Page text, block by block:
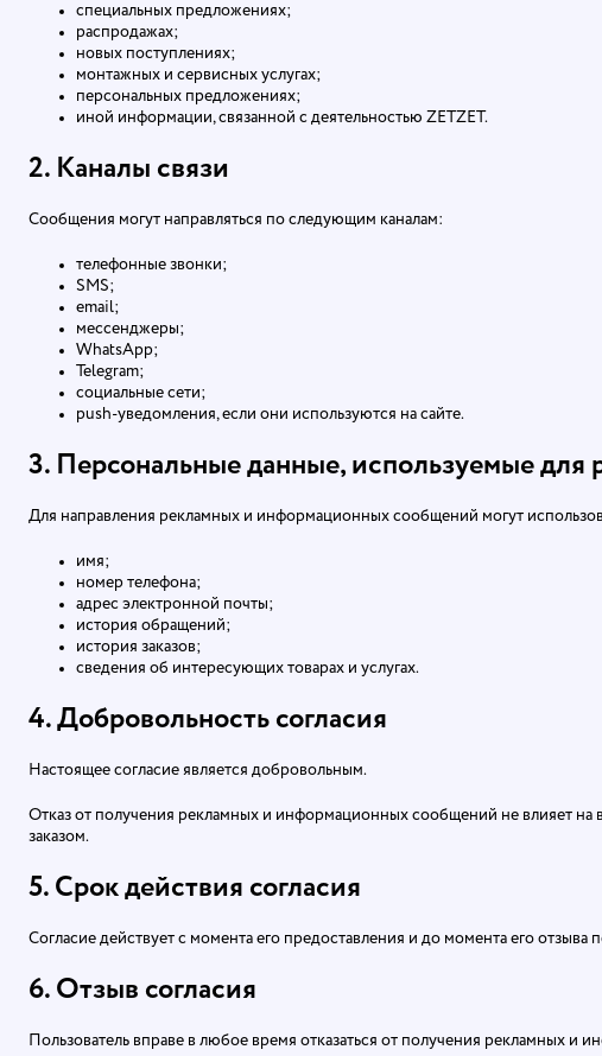
специальных предложениях;
распродажах;
новых поступлениях;
монтажных и сервисных услугах;
персональных предложениях;
иной информации, связанной с деятельностью ZETZET.
2. Каналы связи
Сообщения могут направляться по следующим каналам:
телефонные звонки;
SMS;
email;
мессенджеры;
WhatsApp;
Telegram;
социальные сети;
push-уведомления, если они используются на сайте.
3. Персональные данные, используемые для
Для направления рекламных и информационных сообщений могут
имя;
номер телефона;
адрес электронной почты;
история обращений;
история заказов;
сведения об интересующих товарах и услугах.
4. Добровольность согласия
Настоящее согласие является добровольным.
Отказ от получения рекламных и информационных сообщений не влияет на
заказом.
5. Срок действия согласия
Согласие действует с момента его предоставления и до момента его отзыва
6. Отзыв согласия
Пользователь вправе в любое время отказаться от получения рекламных и